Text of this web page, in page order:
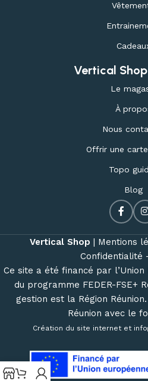
Vertical
Le
À
Nous
Offrir une
Topo
Blog
Vertical Shop Mentions
Confidentialité
Ce site a été financé par
du programme FEDER-FSE+
gestion est la Région Réunion.
Réunion avec le
Création du site internet et